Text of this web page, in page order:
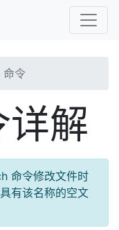
令
解
命令修改文件时
有该名称的空文